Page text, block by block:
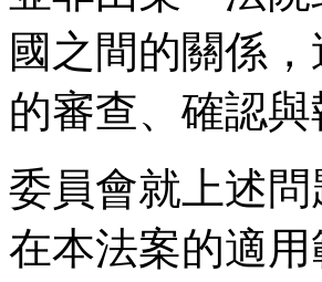
國之間的關係
的審查、確認
委員會就上述
在本法案的適